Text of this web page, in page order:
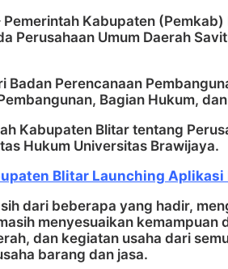
Pemerintah Kabupaten
Perusahaan Umum Daerah
Perencanaan
Bagian Hukum,
Kabupaten Blitar tentang
Hukum Universitas Brawijaya.
Blitar Launching Aplikasi
dari beberapa yang hadir,
menyesuaikan
dan kegiatan usaha dari
barang dan jasa.